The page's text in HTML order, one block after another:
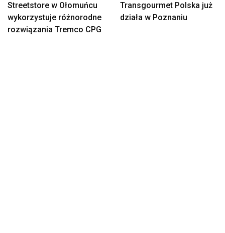
Streetstore w Ołomuńcu
wykorzystuje różnorodne
rozwiązania Tremco CPG
Transgourmet Polska już
działa w Poznaniu